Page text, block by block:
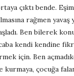
çıktı bende.
rağmen yavaş
Ben bilerek
kendi kendine
için. Ben
kurmaya, çocuğa